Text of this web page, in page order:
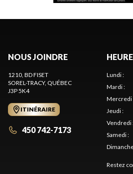
NOUS JOINDRE
1210, BD FISET
SOREL-TRACY, QUÉBEC
J3P 5K4
ITINÉRAIRE
450 742-7173
Lundi:
Mardi:
Mercredi
Jeudi:
Vendredi
Samedi:
Restez